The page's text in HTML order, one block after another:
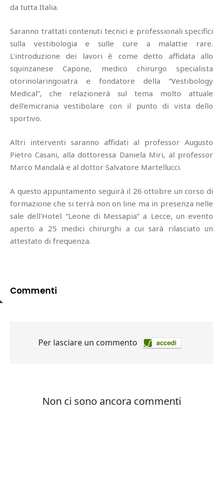
da tutta Italia.
Saranno trattati contenuti tecnici e professionali specifici
sulla vestibologia e sulle cure a malattie rare.
L'introduzione dei lavori è come detto affidata allo
squinzanese Capone, medico chirurgo specialista
otorinolaringoiatra e fondatore della “Vestibology
Medical”, che relazionerà sul tema molto attuale
dell'emicrania vestibolare con il punto di vista dello
sportivo.
Altri interventi saranno affidati al professor Augusto
Pietro Casani, alla dottoressa Daniela Miri, al professor
Marco Mandalà e al dottor Salvatore Martellucci.
A questo appuntamento seguirà il 26 ottobre un corso di
formazione che si terrà non on line ma in presenza nelle
sale dell'Hotel “Leone di Messapia” a Lecce, un evento
aperto a 25 medici chirurghi a cui sarà rilasciato un
attestato di frequenza.
Commenti